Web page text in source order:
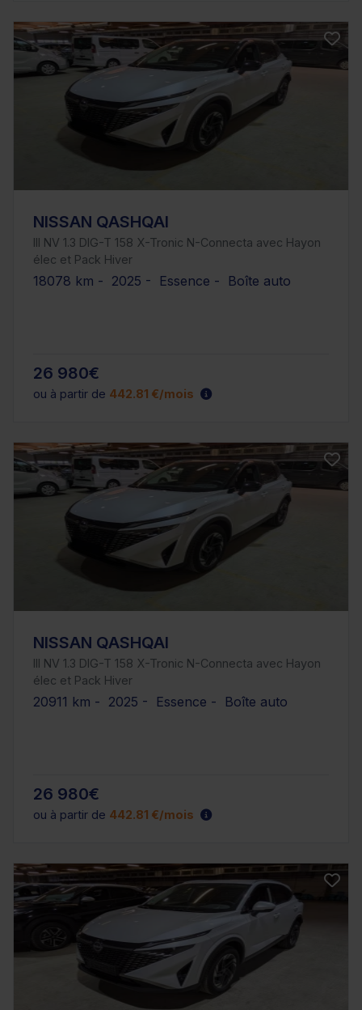
NISSAN QASHQAI
III NV 1.3 DIG-T 158 X-Tronic N-Connecta avec Hayon
élec et Pack Hiver
18078 km - 2025 - Essence - Boîte auto
26 980€
ou à partir de 442.81 €/mois
NISSAN QASHQAI
III NV 1.3 DIG-T 158 X-Tronic N-Connecta avec Hayon
élec et Pack Hiver
20911 km - 2025 - Essence - Boîte auto
26 980€
ou à partir de 442.81 €/mois